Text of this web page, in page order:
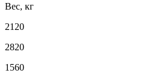
Вес, кг
2120
2820
1560